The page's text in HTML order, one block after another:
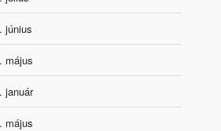
június
május
január
május